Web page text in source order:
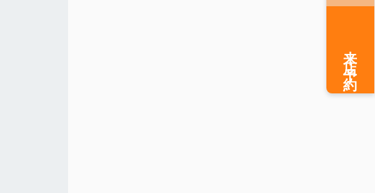
来店予約